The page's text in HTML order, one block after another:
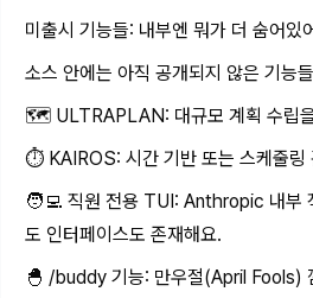
미출시 기능들: 내부엔 뭐가 더 숨어있
소스 안에는 아직 공개되지 않은 기능
🗺 ULTRAPLAN: 대규모 계획 수립
⏱ KAIROS: 시간 기반 또는 스케줄링
🧑‍💻 직원 전용 TUI: Anthropic 내부
도 인터페이스도 존재해요.
🐣 /buddy 기능: 만우절(April Fools)